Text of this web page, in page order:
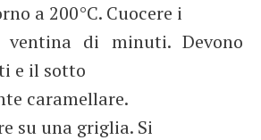
a 200°C. Cuocere i
di minuti. Devono
e il sotto
caramellare.
su una griglia. Si